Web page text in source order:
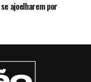
ajoelharem por